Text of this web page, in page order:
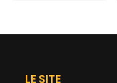
LE SITE